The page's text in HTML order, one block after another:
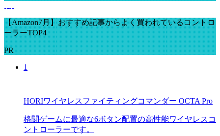
【Amazon7月】おすすめ記事からよく買われているコントロ
ーラーTOP4
PR
1
HORIワイヤレスファイティングコマンダー OCTA Pro
格闘ゲームに最適な6ボタン配置の高性能ワイヤレスコ
ントローラーです。